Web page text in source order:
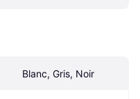
Blanc, Gris, Noir